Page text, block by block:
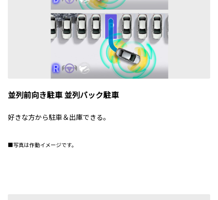
並列前向き駐車 並列バック駐車
好きな方から駐車＆出庫できる。
■写真は作動イメージです。